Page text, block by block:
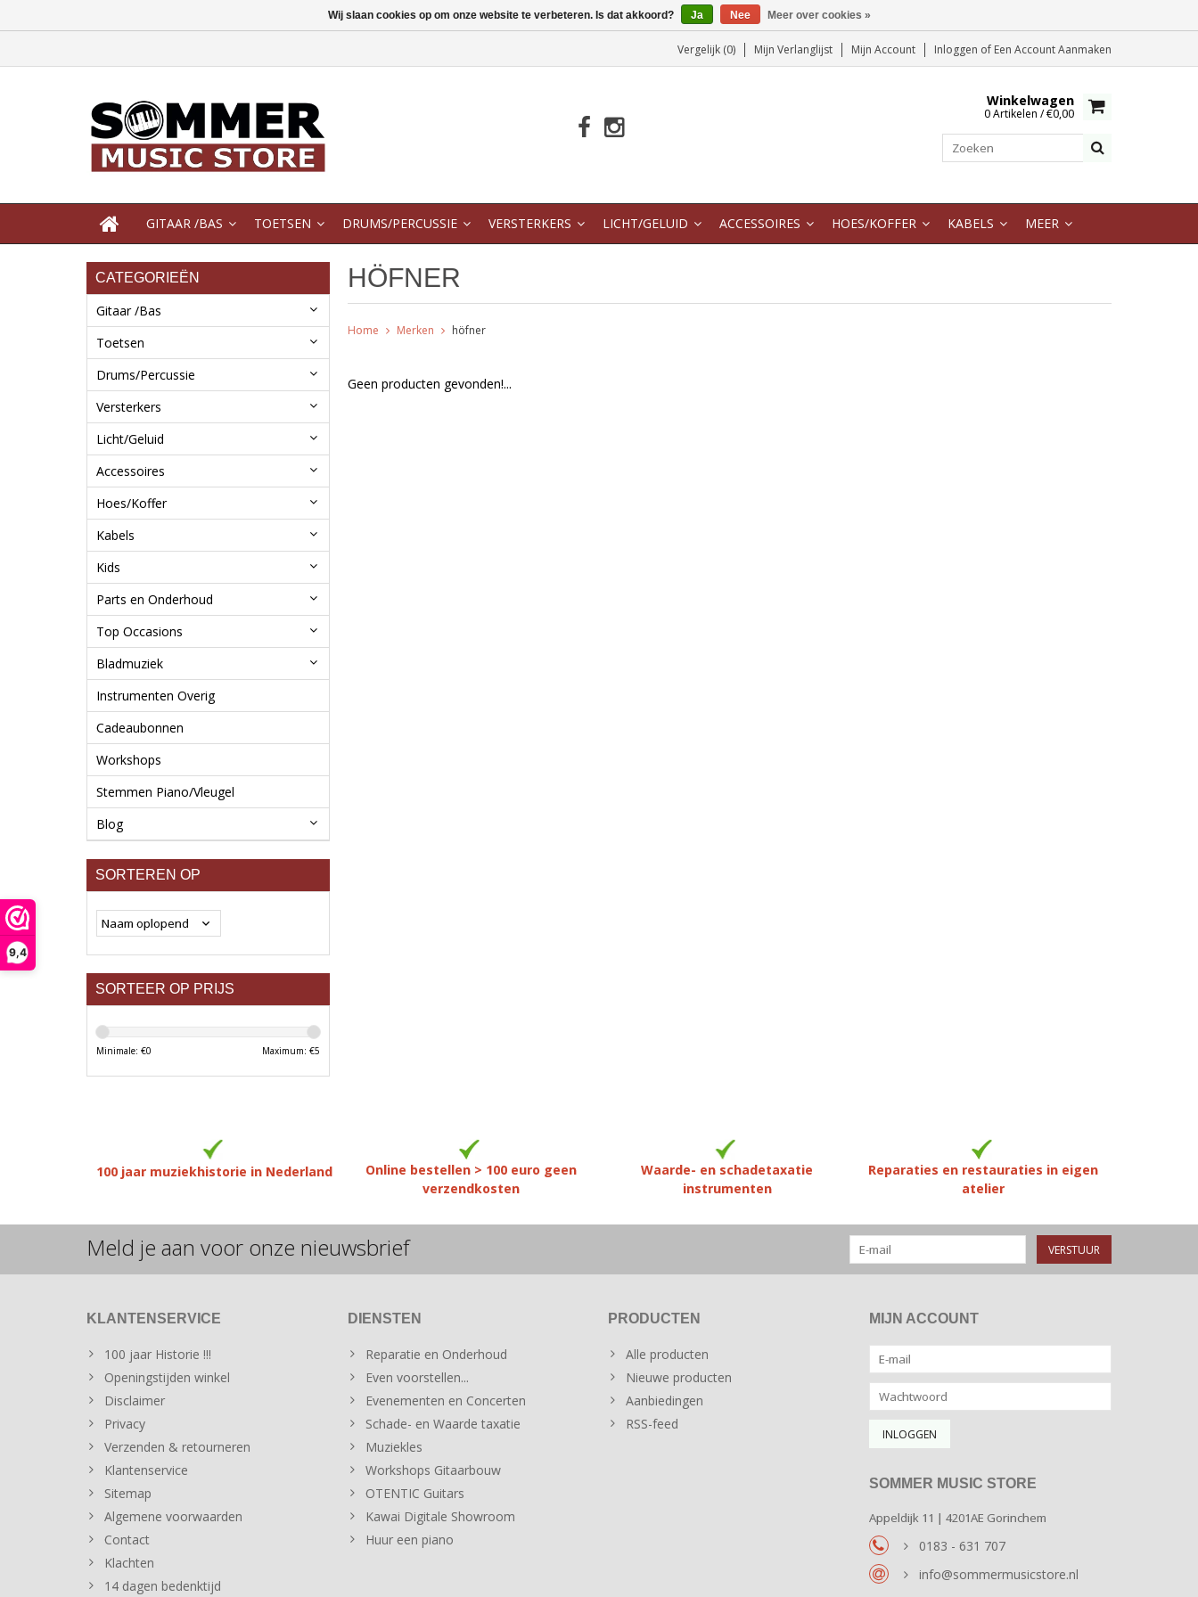
9,4
Vergelijk (0) Mijn Verlanglijst Mijn Account Inloggen of Een Account Aanmaken
Winkelwagen
0 Artikelen / €0,00
GITAAR /BAS TOETSEN DRUMS/PERCUSSIE VERSTERKERS LICHT/GELUID ACCESSOIRES HOES/KOFFER KABELS MEER
CATEGORIEËN
Gitaar /Bas
Toetsen
Drums/Percussie
Versterkers
Licht/Geluid
Accessoires
Hoes/Koffer
Kabels
Kids
Parts en Onderhoud
Top Occasions
Bladmuziek
Instrumenten Overig
Cadeaubonnen
Workshops
Stemmen Piano/Vleugel
Blog
SORTEREN OP
SORTEER OP PRIJS
Minimale: €0 Maximum: €5
HÖFNER
Home Merken höfner
Geen producten gevonden!...
100 jaar muziekhistorie in Nederland
Online bestellen > 100 euro geen
verzendkosten
Waarde- en schadetaxatie
instrumenten
Reparaties en restauraties in eigen
atelier
Meld je aan voor onze nieuwsbrief VERSTUUR
KLANTENSERVICE
100 jaar Historie !!!
Openingstijden winkel
Disclaimer
Privacy
Verzenden & retourneren
Klantenservice
Sitemap
Algemene voorwaarden
Contact
Klachten
14 dagen bedenktijd
DIENSTEN
Reparatie en Onderhoud
Even voorstellen...
Evenementen en Concerten
Schade- en Waarde taxatie
Muziekles
Workshops Gitaarbouw
OTENTIC Guitars
Kawai Digitale Showroom
Huur een piano
PRODUCTEN
Alle producten
Nieuwe producten
Aanbiedingen
RSS-feed
MIJN ACCOUNT
SOMMER MUSIC STORE
Appeldijk 11 | 4201AE Gorinchem
0183 - 631 707
info@sommermusicstore.nl
Wij slaan cookies op om onze website te verbeteren. Is dat akkoord? Ja Nee Meer over cookies »